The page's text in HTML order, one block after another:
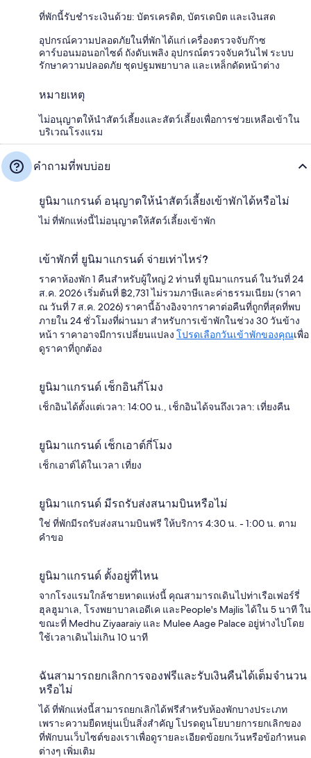
ที่พักนี้รับชำระเงินด้วย: บัตรเครดิต, บัตรเดบิต และเงินสด
อุปกรณ์ความปลอดภัยในที่พัก ได้แก่ เครื่องตรวจจับก๊าซ
คาร์บอนมอนอกไซด์ ถังดับเพลิง อุปกรณ์ตรวจจับควันไฟ ระบบ
รักษาความปลอดภัย ชุดปฐมพยาบาล และเหล็กดัดหน้าต่าง
หมายเหตุ
ไม่อนุญาตให้นำสัตว์เลี้ยงและสัตว์เลี้ยงเพื่อการช่วยเหลือเข้าใน
บริเวณโรงแรม
คำถามที่พบบ่อย
ยูนิมาแกรนด์ อนุญาตให้นำสัตว์เลี้ยงเข้าพักได้หรือไม่
ไม่ ที่พักแห่งนี้ไม่อนุญาตให้สัตว์เลี้ยงเข้าพัก
เข้าพักที่ ยูนิมาแกรนด์ จ่ายเท่าไหร่?
ราคาห้องพัก 1 คืนสำหรับผู้ใหญ่ 2 ท่านที่ ยูนิมาแกรนด์ ในวันที่ 24
ส.ค. 2026 เริ่มต้นที่ ฿2,731 ไม่รวมภาษีและค่าธรรมเนียม (ราคา
ณ วันที่ 7 ส.ค. 2026) ราคานี้อ้างอิงจากราคาต่อคืนที่ถูกที่สุดที่พบ
ภายใน 24 ชั่วโมงที่ผ่านมา สำหรับการเข้าพักในช่วง 30 วันข้าง
หน้า ราคาอาจมีการเปลี่ยนแปลง โปรดเลือกวันเข้าพักของคุณเพื่อ
ดูราคาที่ถูกต้อง
ยูนิมาแกรนด์ เช็กอินกี่โมง
เช็กอินได้ตั้งแต่เวลา: 14:00 น., เช็กอินได้จนถึงเวลา: เที่ยงคืน
ยูนิมาแกรนด์ เช็กเอาต์กี่โมง
เช็กเอาต์ได้ในเวลา เที่ยง
ยูนิมาแกรนด์ มีรถรับส่งสนามบินหรือไม่
ใช่ ที่พักมีรถรับส่งสนามบินฟรี ให้บริการ 4:30 น. - 1:00 น. ตาม
คำขอ
ยูนิมาแกรนด์ ตั้งอยู่ที่ไหน
จากโรงแรมใกล้ชายหาดแห่งนี้ คุณสามารถเดินไปท่าเรือเฟอร์รี่
ฮุลฮูมาเล, โรงพยาบาลเอดีเค และPeople's Majlis ได้ใน 5 นาที ใน
ขณะที่ Medhu Ziyaaraiy และ Mulee Aage Palace อยู่ห่างไปโดย
ใช้เวลาเดินไม่เกิน 10 นาที
ฉันสามารถยกเลิกการจองฟรีและรับเงินคืนได้เต็มจำนวน
หรือไม่
ได้ ที่พักแห่งนี้สามารถยกเลิกได้ฟรีสำหรับห้องพักบางประเภท
เพราะความยืดหยุ่นเป็นสิ่งสำคัญ โปรดดูนโยบายการยกเลิกของ
ที่พักบนเว็บไซต์ของเราเพื่อดูรายละเอียดข้อยกเว้นหรือข้อกำหนด
ต่างๆ เพิ่มเติม